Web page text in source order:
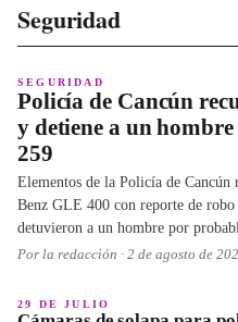
Seguridad
SEGURIDAD
Policía de Cancún
y detiene a un
259
Elementos de la Policía de Cancún
Benz GLE 400 con reporte de
detuvieron a un hombre por
Quintana Roo Hoy.
Por la redacción · 2 de agosto de
29 DE JULIO